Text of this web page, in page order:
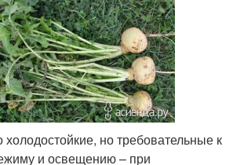
но требовательные к
и освещению – при